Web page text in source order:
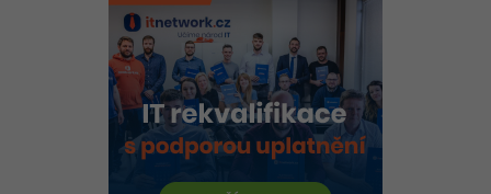
Umělá inteligence v praxi
Datová analýza v praxi
Školení
Základy programování
Objektové programování - OOP
Umělá inteligence
Školení dle technologií
C# .NET
Junior programátor
Programátor WWW aplikací
Senior programátor
Front-end developer
Kurzy programování
Jak začít?
Java -80%
C#.NET -80%